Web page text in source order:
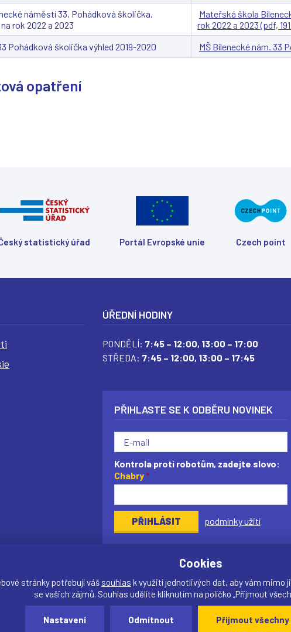
náměstí 33, Pohádková školička,
rok 2022 a 2023
Mateřská škola
rok 2022 a 2023 (pdf,
Pohádková školička výhled 2019-2020 MŠ Bílenecké nám. 33
opatření
statistický úřad Portál Evropské unie Czech point
ÚŘEDNÍ HODINY
PONDĚLÍ: 7:45 – 12:00, 13:00 – 17:00
STŘEDA: 7:45 – 12:00, 13:00 – 17:45
PŘIHLASTE SE K ODBĚRU NOVINEK
Kontrola proti robotům, zadejte slovo:
Chabry*
podmínky užití
Cookies
stránky potřebují váš souhlas k využití jednotlivých dat, aby vám mimo
se vašich zájmů. Souhlas udělíte kliknutím na políčko „Přijmout
Nastavení Odmítnout Přijmout